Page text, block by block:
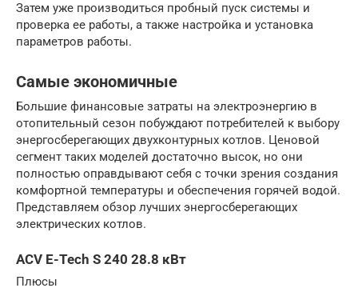
Затем уже производиться пробный пуск системы и
проверка ее работы, а также настройка и установка
параметров работы.
Самые экономичные
Большие финансовые затраты на электроэнергию в
отопительный сезон побуждают потребителей к выбору
энергосберегающих двухконтурных котлов. Ценовой
сегмент таких моделей достаточно высок, но они
полностью оправдывают себя с точки зрения создания
комфортной температуры и обеспечения горячей водой.
Представляем обзор лучших энергосберегающих
электрических котлов.
ACV E-Tech S 240 28.8 кВт
Плюсы